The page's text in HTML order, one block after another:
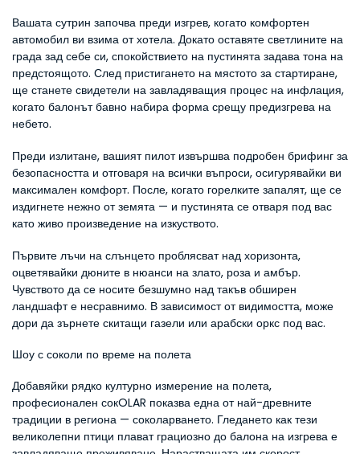
Вашата сутрин започва преди изгрев, когато комфортен
автомобил ви взима от хотела. Докато оставяте светлините на
града зад себе си, спокойствието на пустинята задава тона на
предстоящото. След пристигането на мястото за стартиране,
ще станете свидетели на завладяващия процес на инфлация,
когато балонът бавно набира форма срещу предизгрева на
небето.
Преди излитане, вашият пилот извършва подробен брифинг за
безопасността и отговаря на всички въпроси, осигурявайки ви
максимален комфорт. После, когато горелките запалят, ще се
издигнете нежно от земята — и пустинята се отваря под вас
като живо произведение на изкуството.
Първите лъчи на слънцето проблясват над хоризонта,
оцветявайки дюните в нюанси на злато, роза и амбър.
Чувството да се носите безшумно над такъв обширен
ландшафт е несравнимо. В зависимост от видимостта, може
дори да зърнете скитащи газели или арабски оркс под вас.
Шоу с соколи по време на полета
Добавяйки рядко културно измерение на полета,
професионален сокOLAR показва една от най-древните
традиции в региона — соколарването. Гледането как тези
великолепни птици плават грациозно до балона на изгрева е